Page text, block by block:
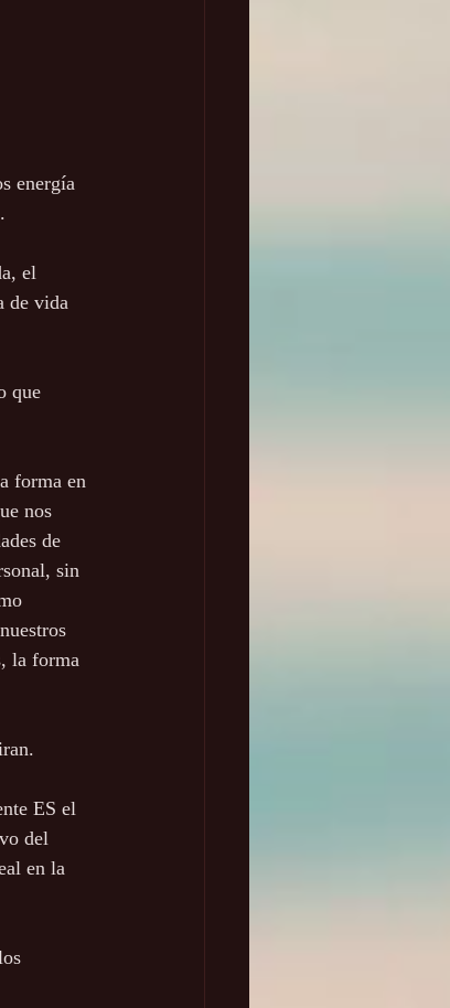
energía
el
de vida
que
forma en
nos
de
sin
la forma
ES el
del
en la